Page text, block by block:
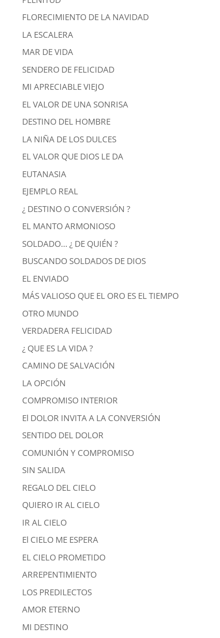
FLORECIMIENTO DE LA NAVIDAD
LA ESCALERA
MAR DE VIDA
SENDERO DE FELICIDAD
MI APRECIABLE VIEJO
EL VALOR DE UNA SONRISA
DESTINO DEL HOMBRE
LA NIÑA DE LOS DULCES
EL VALOR QUE DIOS LE DA
EUTANASIA
EJEMPLO REAL
¿ DESTINO O CONVERSIÓN ?
EL MANTO ARMONIOSO
SOLDADO… ¿ DE QUIÉN ?
BUSCANDO SOLDADOS DE DIOS
EL ENVIADO
MÁS VALIOSO QUE EL ORO ES EL TIEMPO
OTRO MUNDO
VERDADERA FELICIDAD
¿ QUE ES LA VIDA ?
CAMINO DE SALVACIÓN
LA OPCIÓN
COMPROMISO INTERIOR
El DOLOR INVITA A LA CONVERSIÓN
SENTIDO DEL DOLOR
COMUNIÓN Y COMPROMISO
SIN SALIDA
REGALO DEL CIELO
QUIERO IR AL CIELO
IR AL CIELO
El CIELO ME ESPERA
EL CIELO PROMETIDO
ARREPENTIMIENTO
LOS PREDILECTOS
AMOR ETERNO
MI DESTINO